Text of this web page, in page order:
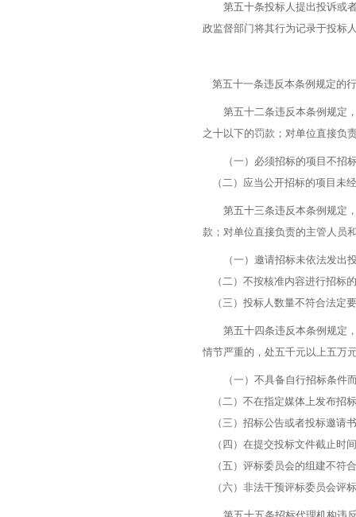
第五十条投标人提出投诉或者
政监督部门将其行为记录于投标
第五十一条违反本条例规定的
第五十二条违反本条例规定，
之十以下的罚款；对单位直接负
（一）必须招标的项目不招
（二）应当公开招标的项目未
第五十三条违反本条例规定，
款；对单位直接负责的主管人员
（一）邀请招标未依法发出
（二）不按核准内容进行招标
（三）投标人数量不符合法定
第五十四条违反本条例规定，
情节严重的，处五千元以上五万
（一）不具备自行招标条件
（二）不在指定媒体上发布招
（三）招标公告或者投标邀请
（四）在提交投标文件截止时
（五）评标委员会的组建不符
（六）非法干预评标委员会评